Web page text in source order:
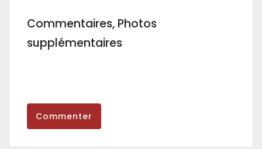
Commentaires, Photos
supplémentaires
Commenter